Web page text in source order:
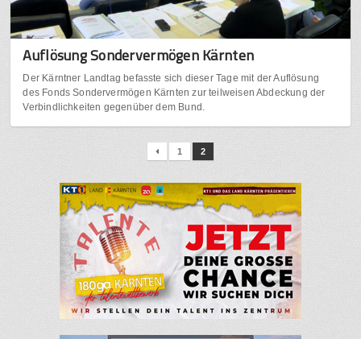
Auflösung Sondervermögen Kärnten
Der Kärntner Landtag befasste sich dieser Tage mit der Auflösung
des Fonds Sondervermögen Kärnten zur teilweisen Abdeckung der
Verbindlichkeiten gegenüber dem Bund.
1 2